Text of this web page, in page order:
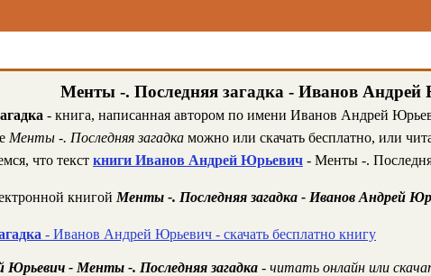
Менты -. Последняя загадка - Иванов Андрей
- книга, написанная автором по имени Иванов Андрей
Менты -. Последняя загадкаможно или скачать бесплатно, или
что текст книги Иванов Андрей Юрьевич - Менты -.
книгой Менты -. Последняя загадка - Иванов Андрей
- Иванов Андрей Юрьевич - скачать бесплатно книгу
Юрьевич - Менты -. Последняя загадка - читать онлайн или